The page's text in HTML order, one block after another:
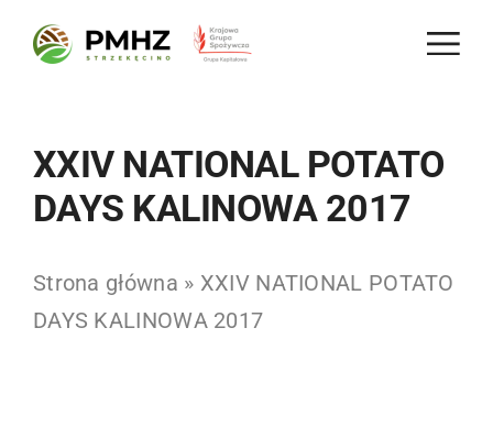
XXIV NATIONAL POTATO
DAYS KALINOWA 2017
Strona główna » XXIV NATIONAL POTATO
DAYS KALINOWA 2017